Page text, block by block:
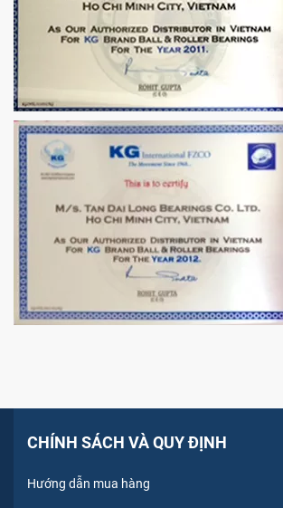
CHÍNH SÁCH VÀ QUY ĐỊNH
Hướng dẫn mua hàng